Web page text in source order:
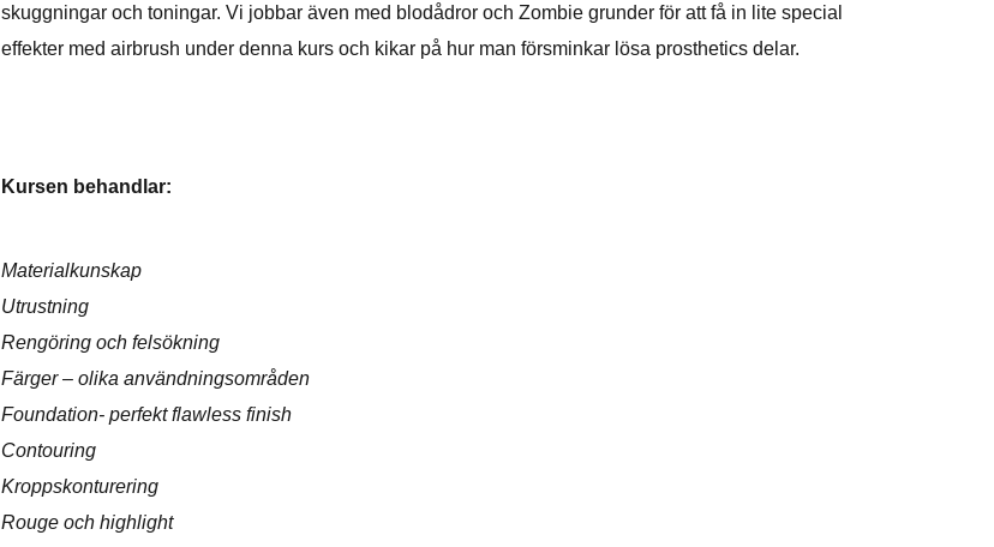
skuggningar och toningar. Vi jobbar även med blodådror och Zombie grunder för att få in lite special
effekter med airbrush under denna kurs och kikar på hur man försminkar lösa prosthetics delar.
Kursen behandlar:
Materialkunskap
Utrustning
Rengöring och felsökning
Färger – olika användningsområden
Foundation- perfekt flawless finish
Contouring
Kroppskonturering
Rouge och highlight